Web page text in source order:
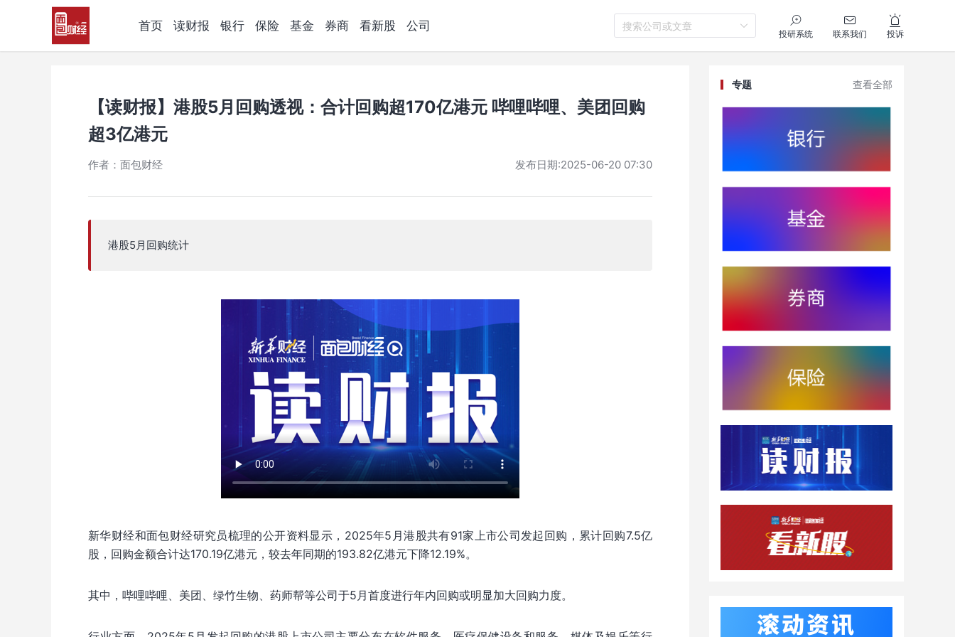
首页 读财报 银行 保险 基金 券商 看新股 公司 搜索公司或文章
投研系统 联系我们 投诉
【读财报】港股5月回购透视：合计回购超170亿港元 哔哩哔哩、美团回购
超3亿港元
作者：面包财经 发布日期:2025-06-20 07:30
港股5月回购统计
新华财经和面包财经研究员梳理的公开资料显示，2025年5月港股共有91家上市公司发起回购，累计回购7.5亿
股，回购金额合计达170.19亿港元，较去年同期的193.82亿港元下降12.19%。
其中，哔哩哔哩、美团、绿竹生物、药师帮等公司于5月首度进行年内回购或明显加大回购力度。
专题 查看全部